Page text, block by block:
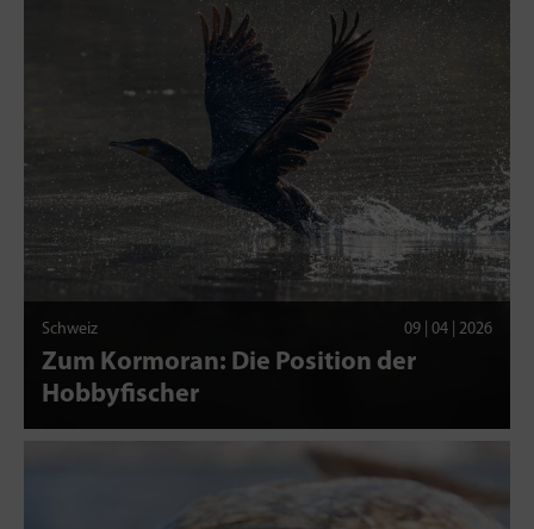
Schweiz 09 | 04 | 2026
Zum Kormoran: Die Position der
Hobbyfischer